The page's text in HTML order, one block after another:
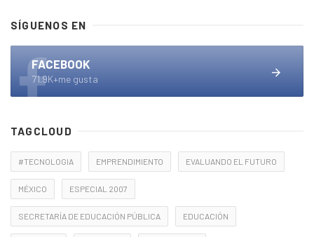
SÍGUENOS EN
FACEBOOK
71.9K+me gusta
TAGCLOUD
#TECNOLOGIA EMPRENDIMIENTO EVALUANDO EL FUTURO
MÉXICO ESPECIAL 2007
SECRETARÍA DE EDUCACIÓN PÚBLICA EDUCACIÓN